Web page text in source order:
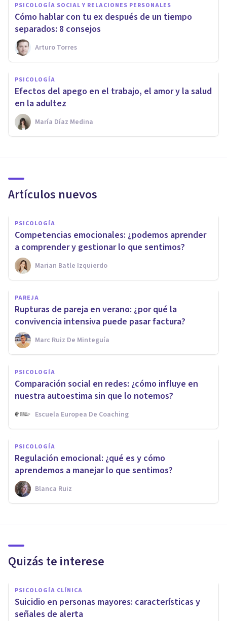
PSICOLOGÍA SOCIAL Y RELACIONES PERSONALES
Cómo hablar con tu ex después de un tiempo
separados: 8 consejos
Arturo Torres
PSICOLOGÍA
Efectos del apego en el trabajo, el amor y la salud
en la adultez
María Díaz Medina
Artículos nuevos
PSICOLOGÍA
Competencias emocionales: ¿podemos aprender
a comprender y gestionar lo que sentimos?
Marian Batle Izquierdo
PAREJA
Rupturas de pareja en verano: ¿por qué la
convivencia intensiva puede pasar factura?
Marc Ruiz De Minteguía
PSICOLOGÍA
Comparación social en redes: ¿cómo influye en
nuestra autoestima sin que lo notemos?
Escuela Europea De Coaching
PSICOLOGÍA
Regulación emocional: ¿qué es y cómo
aprendemos a manejar lo que sentimos?
Blanca Ruiz
Quizás te interese
PSICOLOGÍA CLÍNICA
Suicidio en personas mayores: características y
señales de alerta